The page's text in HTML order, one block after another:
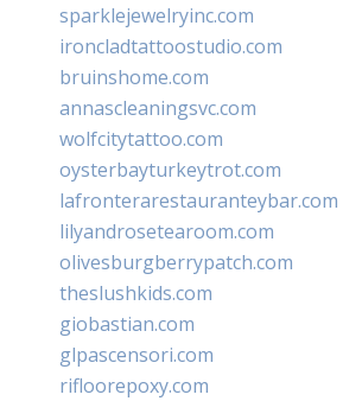
sparklejewelryinc.com
ironcladtattoostudio.com
bruinshome.com
annascleaningsvc.com
wolfcitytattoo.com
oysterbayturkeytrot.com
lafronterarestauranteybar.com
lilyandrosetearoom.com
olivesburgberrypatch.com
theslushkids.com
giobastian.com
glpascensori.com
rifloorepoxy.com